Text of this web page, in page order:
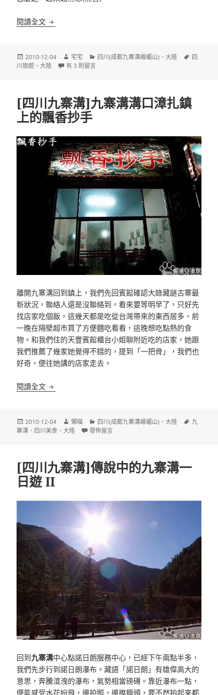
閱讀全文 [宅版]四川回憶錄 Episode I
發
佈
2010-12-04
作
者
宅宅
分
四川(成都九寨溝峨嵋山) 、大陸
標
四
川旅遊 、大陸 在〈[宅版]四川回憶錄 Episode I〉中
有 3 則留言
[四川九寨溝]九寨溝溝口漳扎鎮
上的飄香抄手
離開九寨溝回到鎮上，我們先回賓館確認大錄藏謎古寨最
新狀況，聯絡人還是沒聯絡到，看來要等明早了，只好先
找店家吃個飯。這幾天都是吃從台灣帶來的東西居多，前
一晚在隔壁超市買了方便麵吃看看，這晚想吃點熱的食
物。和我們住的天豐賓館櫃台小姐聊附近吃的店家，她跟
我們推薦了幾家她覺得不錯的，提到「一把骨」，我們也
好奇，便往她講的店家走去。
閱讀全文 [四川九寨溝]九寨溝溝口漳扎鎮上的飄香抄手
發
佈
2010-12-04
作
者
懶喵
分
類
四川(成都九寨溝峨嵋山) 、大陸
標
九
寨溝 、 四川美食 、大陸 在〈[四川九寨溝]九寨溝溝口漳扎鎮上的飄香抄手
發佈留言
[四川九寨溝]傳說中的九寨溝一
日遊 II
回到九寨溝中心點諾日朗服務中心，已經下午兩點半多，
我們先步行到諾日朗瀑布。藏語「諾日朗」有雄偉高大的
意思，奔騰渲洩的瀑布，氣勢相當磅礡。靠近瀑布一點，
便能感受水花紛飛，邊拍照，邊擦鏡頭，要不然拍起來都